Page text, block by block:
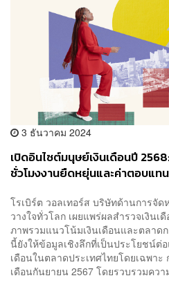
3 ธันวาคม 2024
เปิดอินไซต์มนุษย์เงินเดือนปี
ชั่วโมงงานยืดหยุ่นและค่าตอบแ
โรเบิร์ต วอลเทอร์ส บริษัทด้านการจั
วางใจทั่วโลก เผยแพร่ผลสำรวจเงินเ
ภาพรวมแนวโน้มเงินเดือนและตลาด
นี้ยังให้ข้อมูลเชิงลึกที่เป็นประโยชน์ต่
เดือนในตลาดประเทศไทยโดยเฉพา
เดือนกันยายน 2567 โดยรวบรวมคว